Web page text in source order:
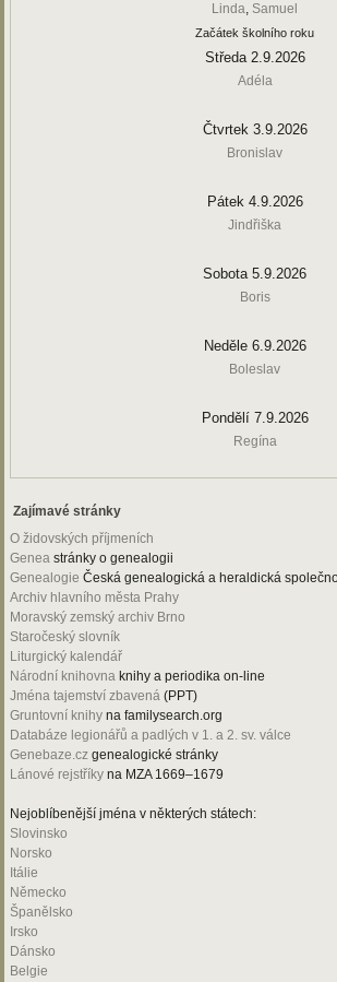
Linda, Samuel
Začátek školního roku
Středa 2.9.2026
Adéla
Čtvrtek 3.9.2026
Bronislav
Pátek 4.9.2026
Jindřiška
Sobota 5.9.2026
Boris
Neděle 6.9.2026
Boleslav
Pondělí 7.9.2026
Regína
Zajímavé stránky
O židovských příjmeních
Genea stránky o genealogii
Genealogie Česká genealogická a heraldická
Archiv hlavního města Prahy
Moravský zemský archiv Brno
Staročeský slovník
Liturgický kalendář
Národní knihovna knihy a periodika on-line
Jména tajemství zbavená (PPT)
Gruntovní knihy na familysearch.org
Databáze legionářů a padlých v 1. a 2. sv. válce
Genebaze.cz genealogické stránky
Lánové rejstříky na MZA 1669–1679
Nejoblíbenější jména v některých státech:
Slovinsko
Norsko
Itálie
Německo
Španělsko
Irsko
Dánsko
Belgie